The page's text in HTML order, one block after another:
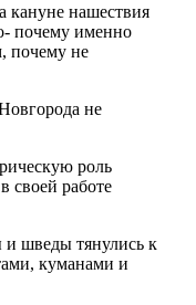
кануне нашествия
почему именно
почему не
не
роль
своей работе
и шведы тянулись к
куманами и